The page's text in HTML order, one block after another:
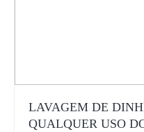
LAVAGEM DE
QUALQUER USO